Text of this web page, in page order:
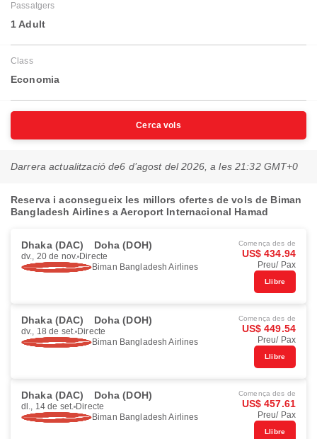
Passatgers
1 Adult
Class
Economia
Cerca vols
Darrera actualització de6 d’agost del 2026, a les 21:32 GMT+0
Reserva i aconsegueix les millors ofertes de vols de Biman
Bangladesh Airlines a Aeroport Internacional Hamad
Dhaka (DAC) Doha (DOH)
dv., 20 de nov. Directe
Biman Bangladesh Airlines
Comença des de
US$ 434.94
Preu/ Pax
Llibre
Dhaka (DAC) Doha (DOH)
dv., 18 de set. Directe
Biman Bangladesh Airlines
Comença des de
US$ 449.54
Preu/ Pax
Llibre
Dhaka (DAC) Doha (DOH)
dl., 14 de set. Directe
Biman Bangladesh Airlines
Comença des de
US$ 457.61
Preu/ Pax
Llibre